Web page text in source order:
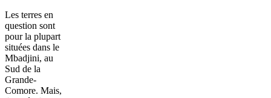
Les terres en
question sont
pour la plupart
situées dans le
Mbadjini, au
Sud de la
Grande-
Comore. Mais,